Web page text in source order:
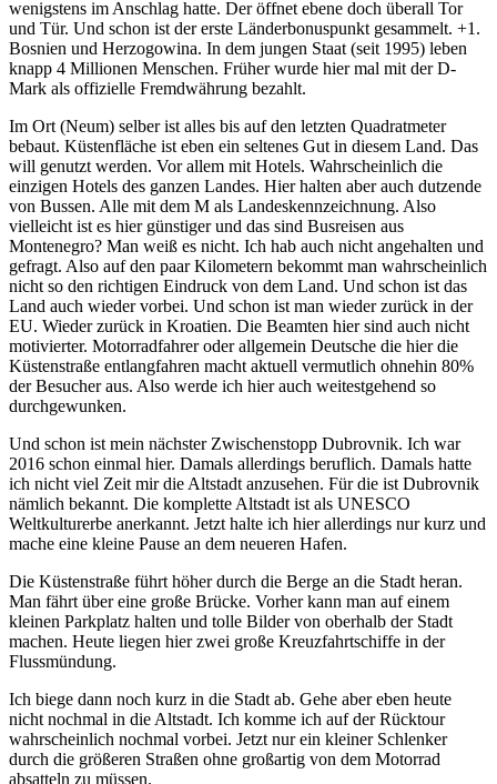
wenigstens im Anschlag hatte. Der öffnet ebene doch überall Tor
und Tür. Und schon ist der erste Länderbonuspunkt gesammelt. +1.
Bosnien und Herzogowina. In dem jungen Staat (seit 1995) leben
knapp 4 Millionen Menschen. Früher wurde hier mal mit der D-
Mark als offizielle Fremdwährung bezahlt.
Im Ort (Neum) selber ist alles bis auf den letzten Quadratmeter
bebaut. Küstenfläche ist eben ein seltenes Gut in diesem Land. Das
will genutzt werden. Vor allem mit Hotels. Wahrscheinlich die
einzigen Hotels des ganzen Landes. Hier halten aber auch dutzende
von Bussen. Alle mit dem M als Landeskennzeichnung. Also
vielleicht ist es hier günstiger und das sind Busreisen aus
Montenegro? Man weiß es nicht. Ich hab auch nicht angehalten und
gefragt. Also auf den paar Kilometern bekommt man wahrscheinlich
nicht so den richtigen Eindruck von dem Land. Und schon ist das
Land auch wieder vorbei. Und schon ist man wieder zurück in der
EU. Wieder zurück in Kroatien. Die Beamten hier sind auch nicht
motivierter. Motorradfahrer oder allgemein Deutsche die hier die
Küstenstraße entlangfahren macht aktuell vermutlich ohnehin 80%
der Besucher aus. Also werde ich hier auch weitestgehend so
durchgewunken.
Und schon ist mein nächster Zwischenstopp Dubrovnik. Ich war
2016 schon einmal hier. Damals allerdings beruflich. Damals hatte
ich nicht viel Zeit mir die Altstadt anzusehen. Für die ist Dubrovnik
nämlich bekannt. Die komplette Altstadt ist als UNESCO
Weltkulturerbe anerkannt. Jetzt halte ich hier allerdings nur kurz und
mache eine kleine Pause an dem neueren Hafen.
Die Küstenstraße führt höher durch die Berge an die Stadt heran.
Man fährt über eine große Brücke. Vorher kann man auf einem
kleinen Parkplatz halten und tolle Bilder von oberhalb der Stadt
machen. Heute liegen hier zwei große Kreuzfahrtschiffe in der
Flussmündung.
Ich biege dann noch kurz in die Stadt ab. Gehe aber eben heute
nicht nochmal in die Altstadt. Ich komme ich auf der Rücktour
wahrscheinlich nochmal vorbei. Jetzt nur ein kleiner Schlenker
durch die größeren Straßen ohne großartig von dem Motorrad
absatteln zu müssen.